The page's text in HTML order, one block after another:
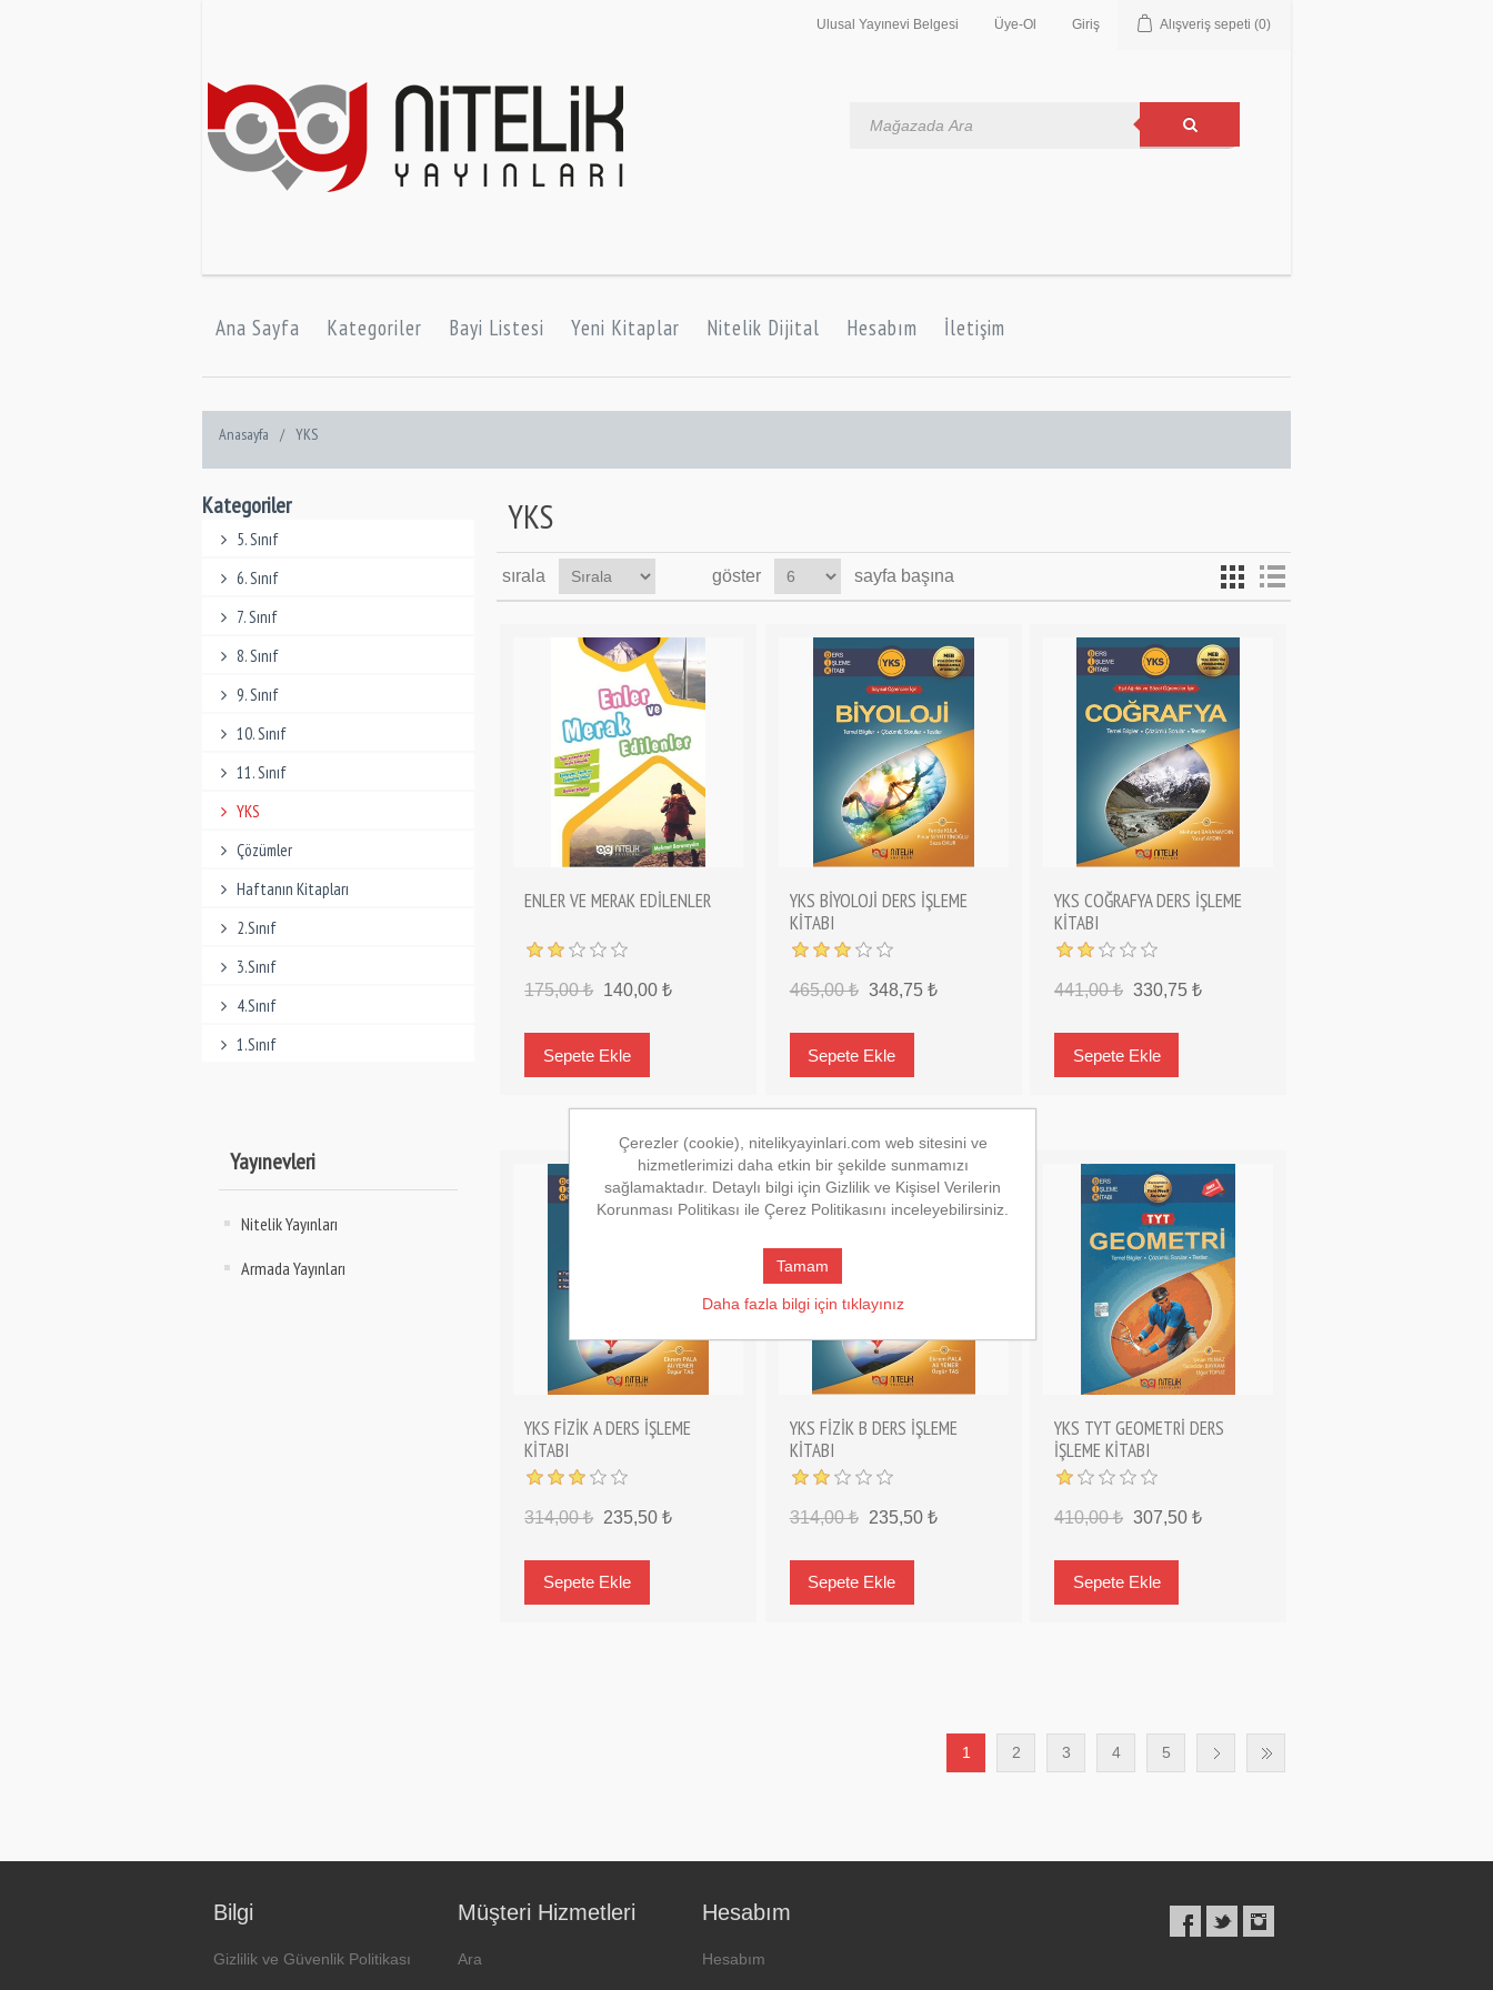
Ulusal Yayınevi Belgesi Üye-Ol Giriş Alışveriş sepeti (0)
Ana Sayfa Kategoriler Bayi Listesi Yeni Kitaplar Nitelik Dijital Hesabım İletişim
Anasayfa / YKS
Kategoriler
5. Sınıf
6. Sınıf
7. Sınıf
8. Sınıf
9. Sınıf
10. Sınıf
11. Sınıf
YKS
Çözümler
Haftanın Kitapları
2.Sınıf
3.Sınıf
4.Sınıf
1.Sınıf
Yayınevleri
Nitelik Yayınları
Armada Yayınları
YKS
sırala göster sayfa başına
ENLER VE MERAK EDİLENLER
175,00 ₺ 140,00 ₺
YKS BİYOLOJİ DERS İŞLEME
KİTABI
465,00 ₺ 348,75 ₺
YKS COĞRAFYA DERS İŞLEME
KİTABI
441,00 ₺ 330,75 ₺
YKS FİZİK A DERS İŞLEME
KİTABI
314,00 ₺ 235,50 ₺
YKS FİZİK B DERS İŞLEME
KİTABI
314,00 ₺ 235,50 ₺
YKS TYT GEOMETRİ DERS
İŞLEME KİTABI
410,00 ₺ 307,50 ₺
1 2 3 4 5
Bilgi
Gizlilik ve Güvenlik Politikası
Müşteri Hizmetleri
Ara
Hesabım
Hesabım
Çerezler (cookie), nitelikyayinlari.com web sitesini ve
hizmetlerimizi daha etkin bir şekilde sunmamızı
sağlamaktadır. Detaylı bilgi için Gizlilik ve Kişisel Verilerin
Korunması Politikası ile Çerez Politikasını inceleyebilirsiniz.
Tamam
Daha fazla bilgi için tıklayınız